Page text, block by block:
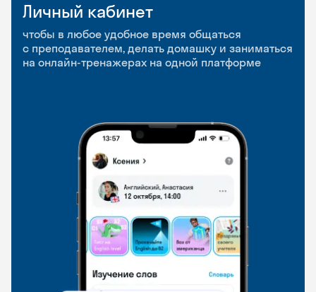
Личный кабинет
чтобы в любое удобное время общаться
с преподавателем, делать домашку и заниматься
на онлайн-тренажерах на одной платформе
Мобильное
приложение
чтобы заниматься и изучать новые слова где
и когда удобно
Разговорные клубы
и Talks
Групповые занятия для разговорной практики
и индивидуальные встречи с преподавателями